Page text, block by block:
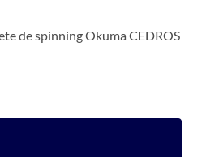
de spinning Okuma CEDROS